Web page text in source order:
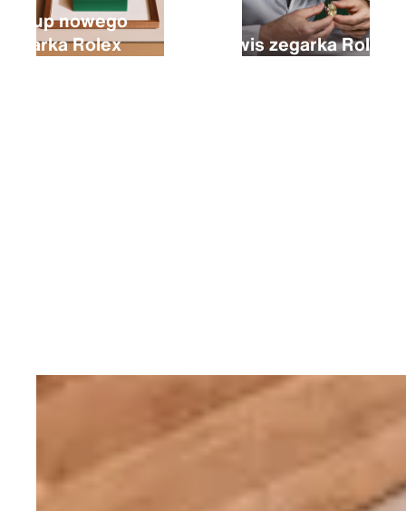
Zakup nowego
zegarka Rolex
Serwis zegarka Rolex